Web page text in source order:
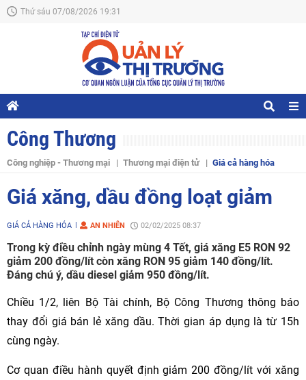
Thứ sáu 07/08/2026 19:31
Công Thương
Công nghiệp - Thương mại Thương mại điện tử Giá cả hàng hóa
Giá xăng, dầu đồng loạt giảm
GIÁ CẢ HÀNG HÓA AN NHIÊN 02/02/2025 08:37
Trong kỳ điều chỉnh ngày mùng 4 Tết, giá xăng E5 RON 92
giảm 200 đồng/lít còn xăng RON 95 giảm 140 đồng/lít.
Đáng chú ý, dầu diesel giảm 950 đồng/lít.
Chiều 1/2, liên Bộ Tài chính, Bộ Công Thương thông báo
thay đổi giá bán lẻ xăng dầu. Thời gian áp dụng là từ 15h
cùng ngày.
Cơ quan điều hành quyết định giảm 200 đồng/lít với xăng